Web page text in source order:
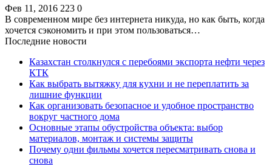
Фев 11, 2016 223 0
В современном мире без интернета никуда, но как быть, когда
хочется сэкономить и при этом пользоваться…
Последние новости
Казахстан столкнулся с перебоями экспорта нефти через
КТК
Как выбрать вытяжку для кухни и не переплатить за
лишние функции
Как организовать безопасное и удобное пространство
вокруг частного дома
Основные этапы обустройства объекта: выбор
материалов, монтаж и системы защиты
Почему одни фильмы хочется пересматривать снова и
снова